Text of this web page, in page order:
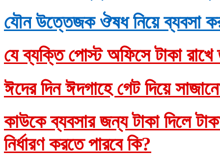
যৌন উত্তেজক ঔষধ নিয়ে ব্যবসা
যে ব্যক্তি পোস্ট অফিসে টাকা রাখে
ঈদের দিন ঈদগাহে গেট দিয়ে
কাউকে ব্যবসার জন্য টাকা দিলে
নির্ধারণ করতে পারবে কি?